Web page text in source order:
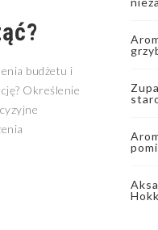
budżetu i
Określenie